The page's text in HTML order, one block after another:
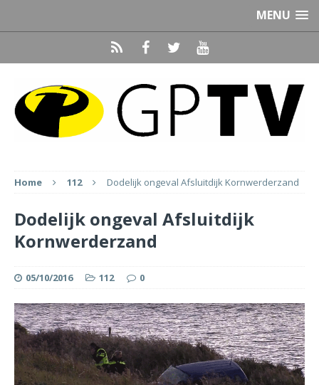
MENU
Home 112 Dodelijk ongeval Afsluitdijk Kornwerderzand
Dodelijk ongeval Afsluitdijk
Kornwerderzand
05/10/2016 112 0